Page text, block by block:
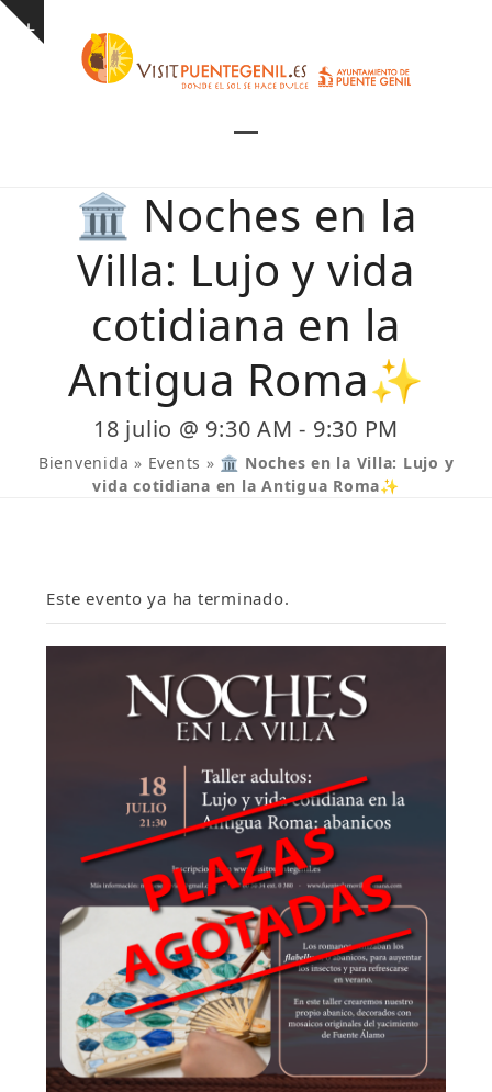
Skip
Show
mobile
menu
mobile
menu
🏛️ Noches en la
Villa: Lujo y vida
cotidiana en la
Antigua Roma✨
18 julio @ 9:30 AM - 9:30 PM
Bienvenida » Events » 🏛️ Noches en la Villa: Lujo y
vida cotidiana en la Antigua Roma✨
Este evento ya ha terminado.